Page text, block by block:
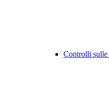
Controlli sulle